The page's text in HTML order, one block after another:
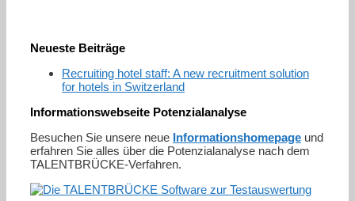
Neueste Beiträge
Recruiting hotel staff: A new recruitment solution
for hotels in Switzerland
Informationswebseite Potenzialanalyse
Besuchen Sie unsere neue Informationshomepage und
erfahren Sie alles über die Potenzialanalyse nach dem
TALENTBRÜCKE-Verfahren.